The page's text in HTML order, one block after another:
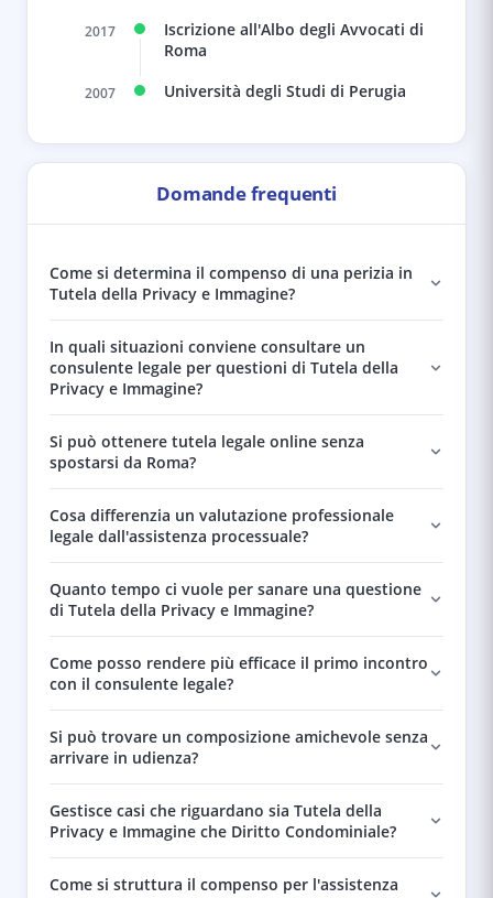
2017
Iscrizione all'Albo degli Avvocati di
Roma
2007 Università degli Studi di Perugia
Domande frequenti
Come si determina il compenso di una perizia in
Tutela della Privacy e Immagine?
In quali situazioni conviene consultare un
consulente legale per questioni di Tutela della
Privacy e Immagine?
Si può ottenere tutela legale online senza
spostarsi da Roma?
Cosa differenzia un valutazione professionale
legale dall'assistenza processuale?
Quanto tempo ci vuole per sanare una questione
di Tutela della Privacy e Immagine?
Come posso rendere più efficace il primo incontro
con il consulente legale?
Si può trovare un composizione amichevole senza
arrivare in udienza?
Gestisce casi che riguardano sia Tutela della
Privacy e Immagine che Diritto Condominiale?
Come si struttura il compenso per l'assistenza